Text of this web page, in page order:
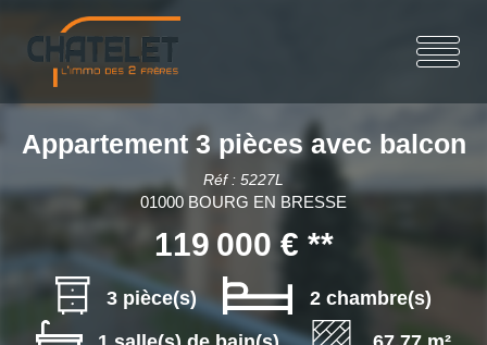
Appartement 3 pièces avec balcon
Réf : 5227L
01000 BOURG EN BRESSE
119 000 € **
3 pièce(s)
2 chambre(s)